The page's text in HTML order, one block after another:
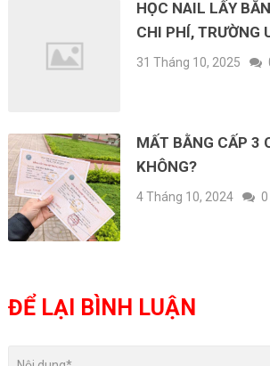
HỌC NAIL LẤY
CHI PHÍ, TRƯỜNG
31 Tháng 10, 2025
MẤT BẰNG CẤP 3
KHÔNG?
4 Tháng 10, 2024 0
ĐỂ LẠI BÌNH LUẬN